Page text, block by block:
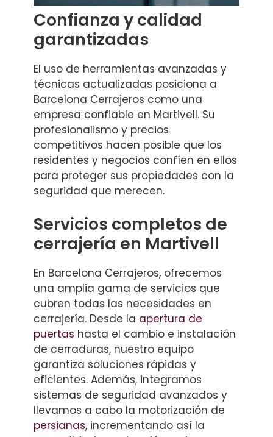
Confianza y calidad
garantizadas
El uso de herramientas avanzadas y
técnicas actualizadas posiciona a
Barcelona Cerrajeros como una
empresa confiable en Martivell. Su
profesionalismo y precios
competitivos hacen posible que los
residentes y negocios confíen en ellos
para proteger sus propiedades con la
seguridad que merecen.
Servicios completos de
cerrajería en Martivell
En Barcelona Cerrajeros, ofrecemos
una amplia gama de servicios que
cubren todas las necesidades en
cerrajería. Desde la apertura de
puertas hasta el cambio e instalación
de cerraduras, nuestro equipo
garantiza soluciones rápidas y
eficientes. Además, integramos
sistemas de seguridad avanzados y
llevamos a cabo la motorización de
persianas, incrementando así la